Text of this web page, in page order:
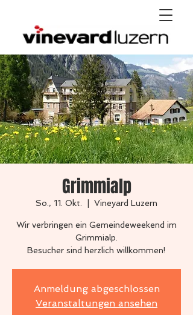
Grimmialp
So., 11. Okt. Vineyard Luzern
Wir verbringen ein Gemeindeweekend im
Grimmialp.
Besucher sind herzlich willkommen!
Anmeldung abgeschlossen
Veranstaltungen ansehen